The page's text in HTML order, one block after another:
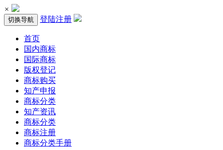
×
切换导航 登陆注册
首页
国内商标
国际商标
版权登记
商标购买
知产申报
商标分类
知产资讯
商标分类
商标注册
商标分类手册